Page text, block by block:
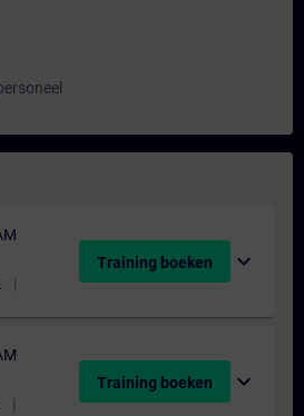
Training boeken expand_more
Training boeken expand_more